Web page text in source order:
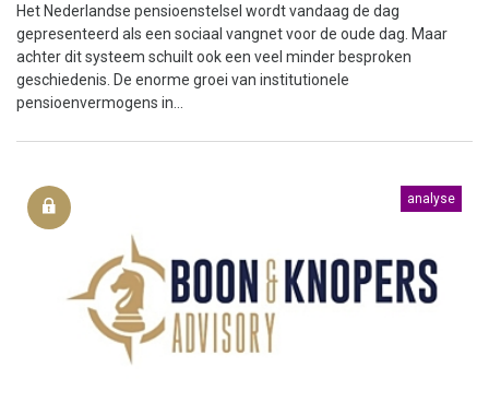
Het Nederlandse pensioenstelsel wordt vandaag de dag
gepresenteerd als een sociaal vangnet voor de oude dag. Maar
achter dit systeem schuilt ook een veel minder besproken
geschiedenis. De enorme groei van institutionele
pensioenvermogens in...
analyse